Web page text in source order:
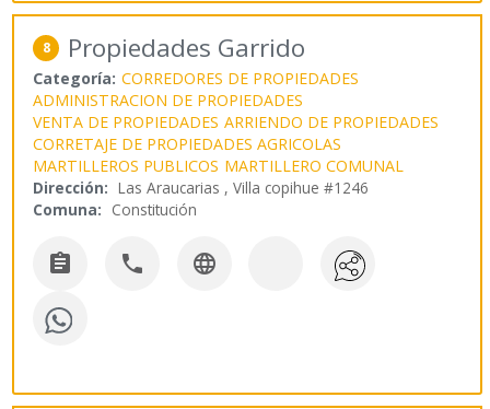
8 Propiedades Garrido
Categoría: CORREDORES DE PROPIEDADES
ADMINISTRACION DE PROPIEDADES
VENTA DE PROPIEDADES ARRIENDO DE PROPIEDADES
CORRETAJE DE PROPIEDADES AGRICOLAS
MARTILLEROS PUBLICOS MARTILLERO COMUNAL
Dirección: Las Araucarias , Villa copihue #1246
Comuna: Constitución
  